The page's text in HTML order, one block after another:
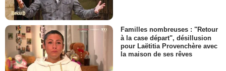
Familles nombreuses : "Retour
à la case départ", désillusion
pour Laëtitia Provenchère avec
la maison de ses rêves